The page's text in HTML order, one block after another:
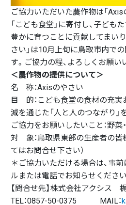
ご協力いただいた農作物は「
「こども食堂」に寄付し、子ども
豊かに育つことに貢献してまい
さい」は10月上旬に鳥取市内で
す。ご協力の程、よろしくお願い
＜農作物の提供について＞
名 称：Axisのやさい
目 的：こども食堂の食材の充実
減を通じた「人と人のつながり」
ご協力をお願いしたいこと：野
対 象：鳥取県東部の生産者の皆
てはお問合せ下さい）
＊ご協力いただける場合は、事
ルまたは電話でお知らせください
【問合せ先】株式会社アクシス
TEL：0857-50-0375 MAIL：